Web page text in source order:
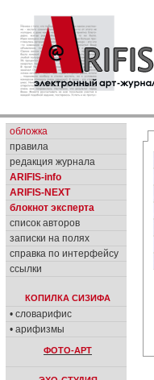
обложка
правила
редакция журнала
ARIFIS-info
ARIFIS-NEXT
блокнот эксперта
список авторов
записки на полях
справка по интерфейсу
ссылки
КОПИЛКА СИЗИФА
• словарифис
• арифизмы
ФОТО-АРТ